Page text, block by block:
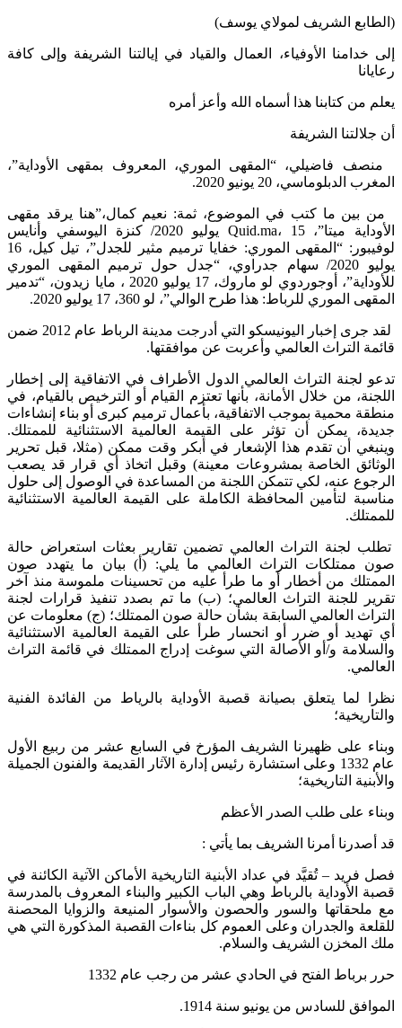
(الطابع الشريف لمولاي يوسف)
إلى خدامنا الأوفياء، العمال والقياد في إيالتنا الشريفة وإلى كافة
رعايانا
يعلم من كتابنا هذا أسماه الله وأعز أمره
أن جلالتنا الشريفة
منصف فاضيلي، “المقهى الموري، المعروف بمقهى الأوداية”،
المغرب الدبلوماسي، 20 يونيو 2020.
من بين ما كتب في الموضوع، ثمة: نعيم كمال،”هنا يرقد مقهى
الأوداية ميتا”، Quid.ma، 15 يوليو 2020/ كنزة اليوسفي وأنايس
لوفيبور: “المقهى الموري: خفايا ترميم مثير للجدل”، تيل كيل، 16
يوليو 2020/ سهام جدراوي، “جدل حول ترميم المقهى الموري
للأوداية”، أوجوردوي لو ماروك، 17 يوليو 2020 ، مايا زيدون، “تدمير
المقهى الموري للرباط: هذا طرح الوالي”، لو 360، 17 يوليو 2020.
لقد جرى إخبار اليونيسكو التي أدرجت مدينة الرباط عام 2012 ضمن
قائمة التراث العالمي وأعربت عن موافقتها.
تدعو لجنة التراث العالمي الدول الأطراف في الاتفاقية إلى إخطار
اللجنة، من خلال الأمانة، بأنها تعتزم القيام أو الترخيص بالقيام، في
منطقة محمية بموجب الاتفاقية، بأعمال ترميم كبرى أو بناء إنشاءات
جديدة، يمكن أن تؤثر على القيمة العالمية الاستثنائية للممتلك.
وينبغي أن تقدم هذا الإشعار في أبكر وقت ممكن (مثلا، قبل تحرير
الوثائق الخاصة بمشروعات معينة) وقبل اتخاذ أي قرار قد يصعب
الرجوع عنه، لكي تتمكن اللجنة من المساعدة في الوصول إلى حلول
مناسبة لتأمين المحافظة الكاملة على القيمة العالمية الاستثنائية
للممتلك.
تطلب لجنة التراث العالمي تضمين تقارير بعثات استعراض حالة
صون ممتلكات التراث العالمي ما يلي: (أ) بيان ما يتهدد صون
الممتلك من أخطار أو ما طرأ عليه من تحسينات ملموسة منذ آخر
تقرير للجنة التراث العالمي؛ (ب) ما تم بصدد تنفيذ قرارات لجنة
التراث العالمي السابقة بشأن حالة صون الممتلك؛ (ج) معلومات عن
أي تهديد أو ضرر أو انحسار طرأ على القيمة العالمية الاستثنائية
والسلامة و/أو الأصالة التي سوغت إدراج الممتلك في قائمة التراث
العالمي.
نظرا لما يتعلق بصيانة قصبة الأوداية بالرياط من الفائدة الفنية
والتاريخية؛
وبناء على ظهيرنا الشريف المؤرخ في السابع عشر من ربيع الأول
عام 1332 وعلى استشارة رئيس إدارة الآثار القديمة والفنون الجميلة
والأبنية التاريخية؛
وبناء على طلب الصدر الأعظم
قد أصدرنا أمرنا الشريف بما يأتي :
فصل فريد – تُقيَّد في عداد الأبنية التاريخية الأماكن الآتية الكائنة في
قصبة الأوداية بالرباط وهي الباب الكبير والبناء المعروف بالمدرسة
مع ملحقاتها والسور والحصون والأسوار المنيعة والزوايا المحصنة
للقلعة والجدران وعلى العموم كل بناءات القصبة المذكورة التي هي
ملك المخزن الشريف والسلام.
حرر برباط الفتح في الحادي عشر من رجب عام 1332
الموافق للسادس من يونيو سنة 1914.